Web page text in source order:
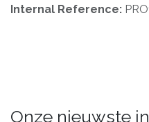
Internal Reference:
Onze nieuwste